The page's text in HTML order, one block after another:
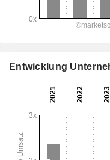
Entwicklung